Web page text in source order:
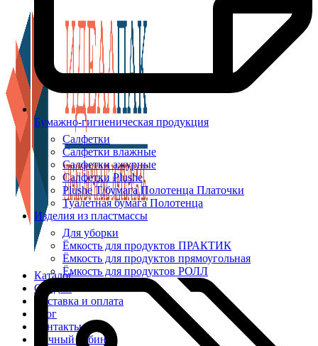
Каталог
Скидки
Доставка и оплата
Блог
Контакты
Личный кабинет
Бумажно-гигиеническая продукция
Салфетки
Салфетки влажные
Салфетки ажурные
Салфетки Plushe
Plushe Т/бумага Полотенца Платочки
Туалетная бумага Полотенца
Изделия из пластмассы
Для уборки
Ёмкость для продуктов ПРАКТИК
Ёмкость для продуктов прямоугольная
Ёмкость для продуктов РОЛЛ